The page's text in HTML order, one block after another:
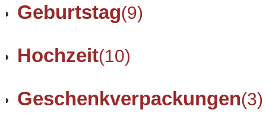
Geburtstag(9)
Hochzeit(10)
Geschenkverpackungen(3)